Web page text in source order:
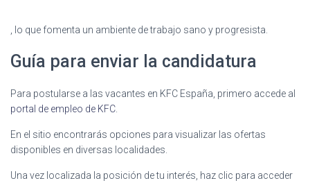
, lo que fomenta un ambiente de trabajo sano y progresista.
Guía para enviar la candidatura
Para postularse a las vacantes en KFC España, primero accede al
portal de empleo de KFC
En el sitio encontrarás opciones para visualizar las ofertas
disponibles en diversas localidades.
Una vez localizada la posición de tu interés, haz clic para acceder